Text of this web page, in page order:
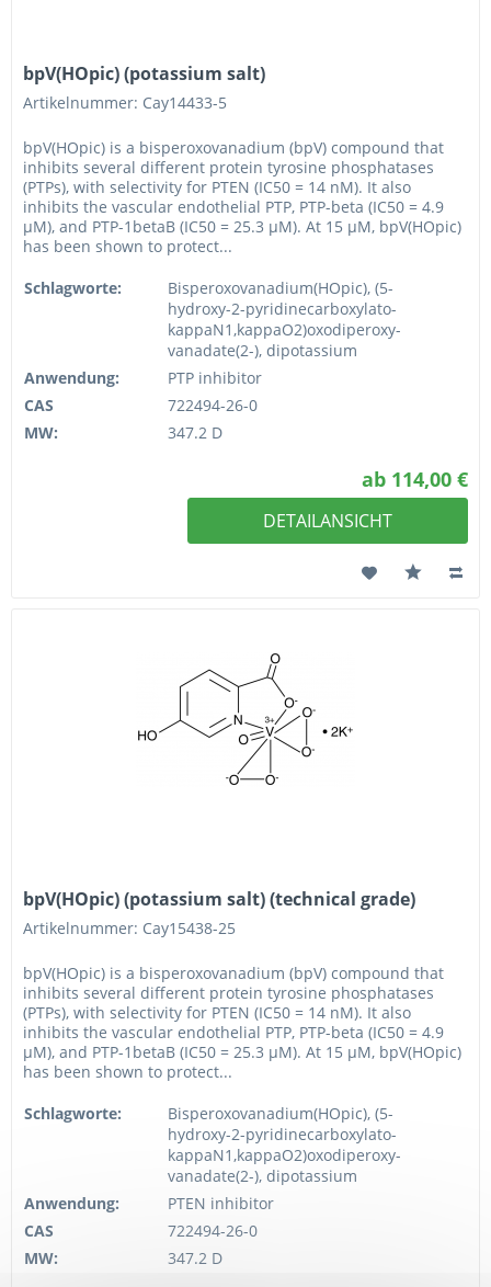
bpV(HOpic) (potassium salt)
Artikelnummer: Cay14433-5
bpV(HOpic) is a bisperoxovanadium (bpV) compound that
inhibits several different protein tyrosine phosphatases
(PTPs), with selectivity for PTEN (IC50 = 14 nM). It also
inhibits the vascular endothelial PTP, PTP-beta (IC50 = 4.9
µM), and PTP-1betaB (IC50 = 25.3 µM). At 15 µM, bpV(HOpic)
has been shown to protect...
Schlagworte:
Bisperoxovanadium(HOpic), (5-
hydroxy-2-pyridinecarboxylato-
kappaN1,kappaO2)oxodiperoxy-
vanadate(2-), dipotassium
Anwendung:
PTP inhibitor
CAS
722494-26-0
MW:
347.2 D
ab 114,00 €
DETAILANSICHT
bpV(HOpic) (potassium salt) (technical grade)
Artikelnummer: Cay15438-25
bpV(HOpic) is a bisperoxovanadium (bpV) compound that
inhibits several different protein tyrosine phosphatases
(PTPs), with selectivity for PTEN (IC50 = 14 nM). It also
inhibits the vascular endothelial PTP, PTP-beta (IC50 = 4.9
µM), and PTP-1betaB (IC50 = 25.3 µM). At 15 µM, bpV(HOpic)
has been shown to protect...
Schlagworte:
Bisperoxovanadium(HOpic), (5-
hydroxy-2-pyridinecarboxylato-
kappaN1,kappaO2)oxodiperoxy-
vanadate(2-), dipotassium
Anwendung:
PTEN inhibitor
CAS
722494-26-0
MW:
347.2 D